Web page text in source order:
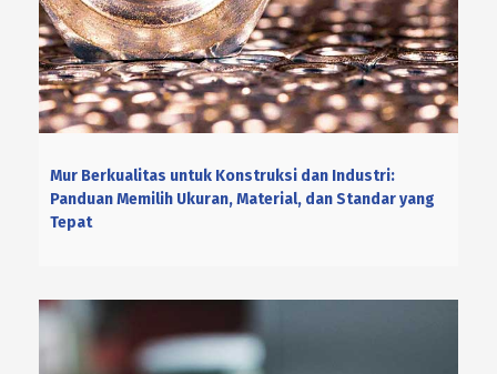
Mur Berkualitas untuk Konstruksi dan Industri:
Panduan Memilih Ukuran, Material, dan Standar yang
Tepat